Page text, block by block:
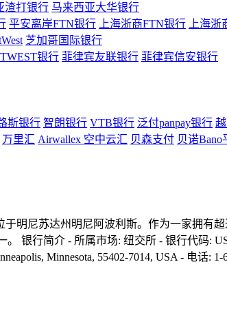
渣打银行 马来西亚大华银行
平安离岸FTN银行 上海浙商FTN银行 上海
芝加哥国际银行
银行 菲律宾友联银行 菲律宾信安银行
斯银行 智朗银行 VTB银行 泛付panpay银行
万里汇 Airwallex 空中云汇 贝森支付 贝诺Bano
明尼苏达州明尼阿波利斯。作为一家拥有
银行简介 - 所属市场: 纽交所 - 银行代码:
Minnesota, 55402-7014, USA - 电话: